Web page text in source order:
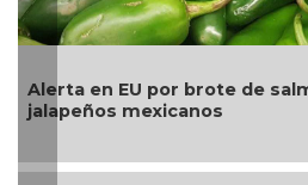
por brote de salmonela ligada a